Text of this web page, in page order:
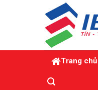
Trang chủ